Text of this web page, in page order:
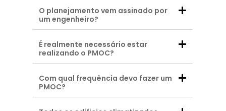
O planejamento vem assinado por
um engenheiro?
É realmente necessário estar
realizando o PMOC?
Com qual frequência devo fazer um
PMOC?